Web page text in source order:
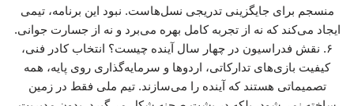
منسجم برای جایگزینی تدریجی نسل‌هاست. نبود این برنامه، تیمی
ایجاد می‌کند که نه از تجربه کامل بهره می‌برد و نه از جسارت جوانی.
۶. نقش فدراسیون در چهار سال آینده چیست؟ انتخاب کادر فنی،
کیفیت بازی‌های تدارکاتی، اردوها و سرمایه‌گذاری روی پایه، همه
تصمیماتی هستند که آینده را می‌سازند. تیم ملی فقط در زمین